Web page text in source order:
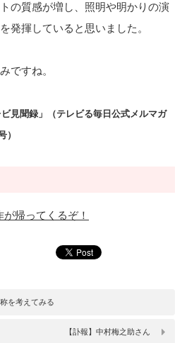
の質感が増し、照明や明かりの演
発揮していると思いました。
ですね。
見聞録」（テレビる毎日公式メルマガ
）
帰ってくるぞ！
を考えてみる
【訃報】中村梅之助さん